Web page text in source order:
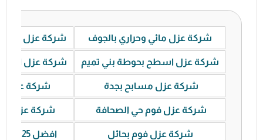
شركة عزل مائي وحراري بالجوف شركة عزل فوم
شركة عزل اسطح بحوطة بني تميم شركة عزل
شركة عزل مسابح بجدة شركة عزل
شركة عزل فوم حي الصحافة شركة عزل
شركة عزل فوم بحائل افضل 25 شركة عزل اسطح